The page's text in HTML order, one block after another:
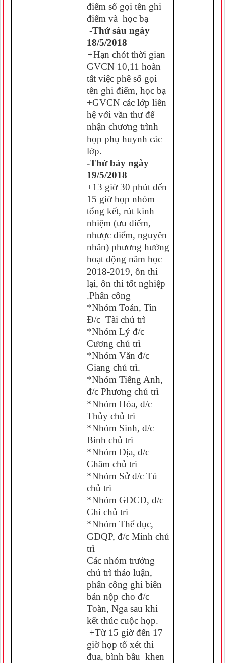
điểm sổ gọi tên ghi
điểm và học bạ
-Thứ sáu ngày
18/5/2018
+Hạn chót thời gian
GVCN 10,11 hoàn
tất việc phê sổ gọi
tên ghi điểm, học bạ
+GVCN các lớp liên
hệ với văn thư để
nhận chương trình
họp phụ huynh các
lớp.
-Thứ bảy ngày
19/5/2018
+13 giờ 30 phút đến
15 giờ họp nhóm
tổng kết, rút kinh
nhiệm (ưu điểm,
nhược điểm, nguyên
nhân) phương hướng
hoạt động năm học
2018-2019, ôn thi
lại, ôn thi tốt nghiệp
.Phân công
*Nhóm Toán, Tin
Đ/c Tài chủ trì
*Nhóm Lý đ/c
Cương chủ trì
*Nhóm Văn đ/c
Giang chủ trì.
*Nhóm Tiếng Anh,
đ/c Phương chủ trì
*Nhóm Hóa, đ/c
Thủy chủ trì
*Nhóm Sinh, đ/c
Bình chủ trì
*Nhóm Địa, đ/c
Châm chủ trì
*Nhóm Sử đ/c Tú
chủ trì
*Nhóm GDCD, đ/c
Chi chủ trì
*Nhóm Thể dục,
GDQP, đ/c Minh chủ
trì
Các nhóm trưởng
chủ trì thảo luận,
phân công ghi biên
bản nộp cho đ/c
Toàn, Nga sau khi
kết thúc cuộc họp.
+Từ 15 giờ đến 17
giờ họp tổ xét thi
đua, bình bầu khen